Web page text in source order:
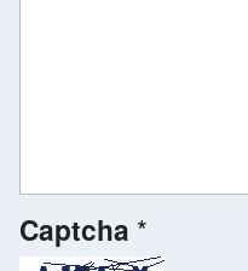
Captcha *